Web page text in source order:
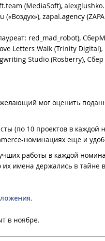
(MediaSoft),
zapal.agency
red_mad_robot),
Letters Walk (Trinity
Studio (Rosberry),
мог оценить
(по 10 проектов в
номинациях еще и
работы в каждой
их имена держались в
.
в ноябре.